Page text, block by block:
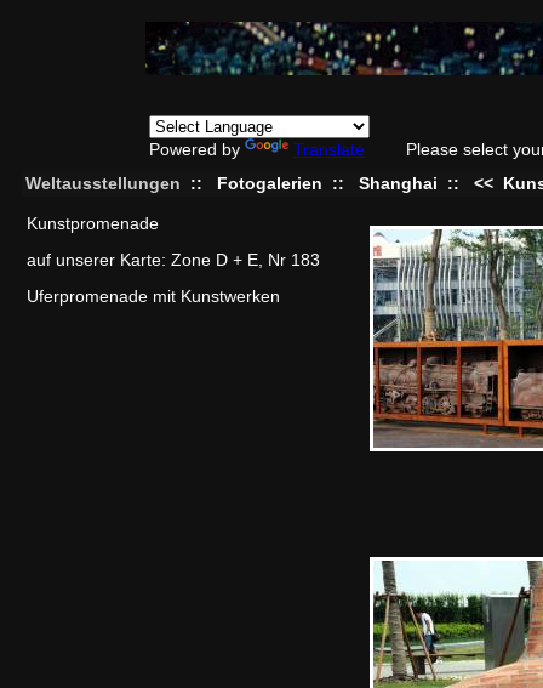
Powered by Translate
Please select
Weltausstellungen
:: Fotogalerien :: Shanghai :: <<
Kunstpromenade
auf unserer Karte: Zone D + E, Nr 183
Uferpromenade mit Kunstwerken